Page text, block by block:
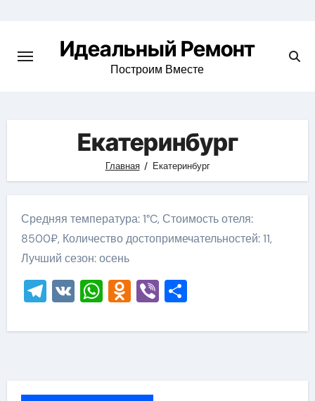
content
Идеальный Ремонт
Построим Вместе
Екатеринбург
Главная Екатеринбург
Средняя температура: 1°C, Стоимость отеля:
8500₽, Количество достопримечательностей: 11,
Лучший сезон: осень
Telegram
VKWhatsApp
Odnoklassniki
ViberОтправить